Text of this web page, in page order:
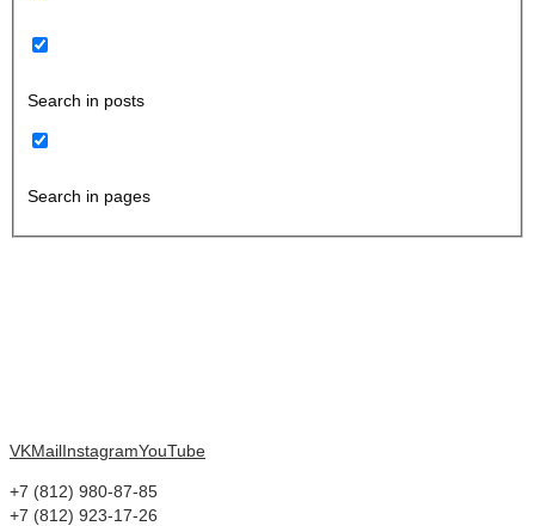
Search in posts
Search in pages
VKMailInstagramYouTube
+7 (812) 980-87-85
+7 (812) 923-17-26